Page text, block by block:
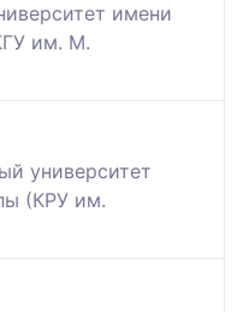
имени
им. М.
университет
(КРУ им.